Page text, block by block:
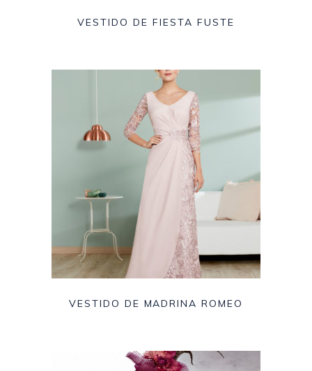
VESTIDO DE FIESTA FUSTE
VESTIDO DE MADRINA ROMEO